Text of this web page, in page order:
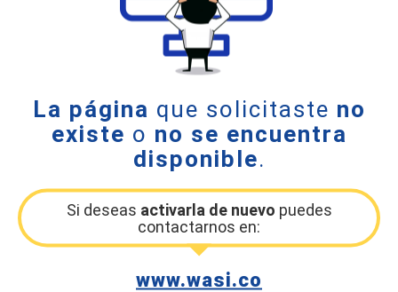
La página que solicitaste no
existe o no se encuentra
disponible.
Si deseas activarla de nuevo puedes
contactarnos en:
www.wasi.co